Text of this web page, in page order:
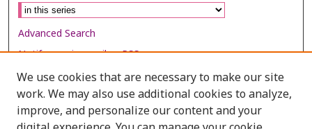
Advanced Search
Notify me via email orRSS
Browse
Collections
We use cookies that are necessary to make our site
work. We may also use additional cookies to analyze,
improve, and personalize our content and your